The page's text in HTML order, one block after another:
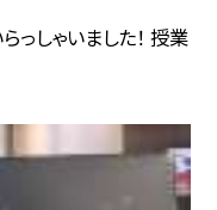
しゃいました！ 授業